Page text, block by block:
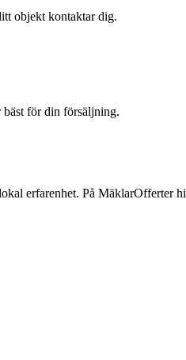
objekt kontaktar dig.
bäst för din försäljning.
erfarenhet. På MäklarOfferter